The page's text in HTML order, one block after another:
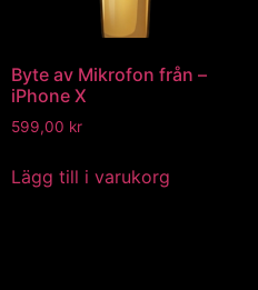
Byte av Mikrofon från –
iPhone X
599,00 kr
Lägg till i varukorg